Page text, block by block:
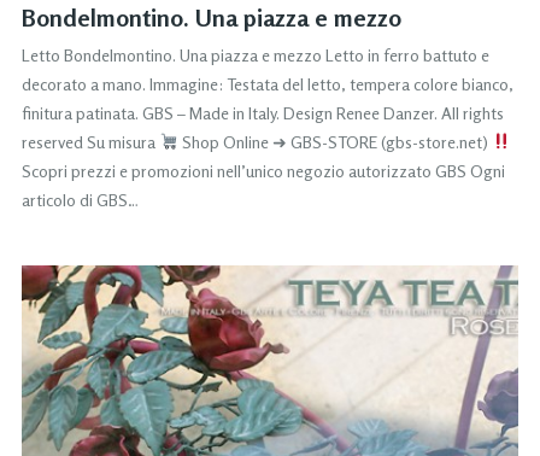
Bondelmontino. Una piazza e mezzo
Letto Bondelmontino. Una piazza e mezzo Letto in ferro battuto e
decorato a mano. Immagine: Testata del letto, tempera colore bianco,
finitura patinata. GBS – Made in Italy. Design Renee Danzer. All rights
reserved Su misura
Shop Online ➜ GBS-STORE (gbs-store.net)
Scopri prezzi e promozioni nell’unico negozio autorizzato GBS Ogni
articolo di GBS…